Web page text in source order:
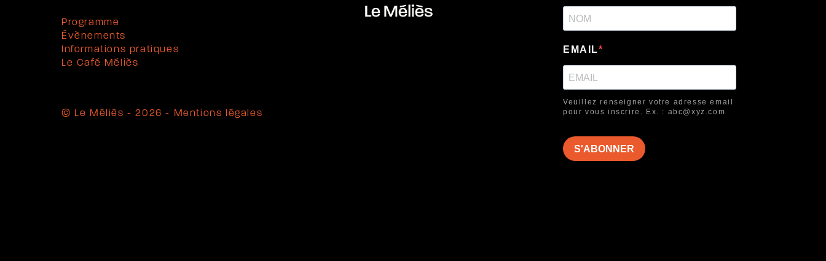
Programme
Évènements
Informations pratiques
Le Café Méliès
© Le Méliès - 2026 - Mentions légales
EMAIL
Veuillez renseigner votre adresse email
pour vous inscrire. Ex. : abc@xyz.com
S'ABONNER